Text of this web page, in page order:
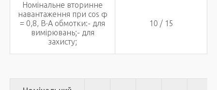
Номінальне вторинне
навантаження при соs φ
= 0,8, В·А обмотки:- для
вимірювань;- для
захисту;
10 / 15